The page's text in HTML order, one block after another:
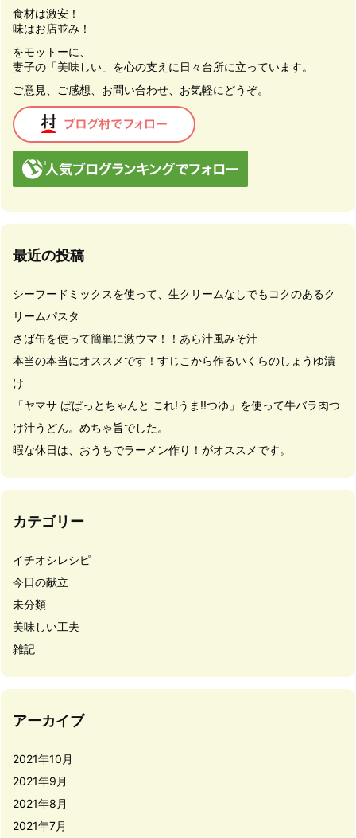
食材は激安！
味はお店並み！
をモットーに、
妻子の「美味しい」を心の支えに日々台所に立っています。
ご意見、ご感想、お問い合わせ、お気軽にどうぞ。
最近の投稿
シーフードミックスを使って、生クリームなしでもコクのあるク
リームパスタ
さば缶を使って簡単に激ウマ！！あら汁風みそ汁
本当の本当にオススメです！すじこから作るいくらのしょうゆ漬
け
「ヤマサ ぱぱっとちゃんと これ!うま!!つゆ」を使って牛バラ肉つ
け汁うどん。めちゃ旨でした。
暇な休日は、おうちでラーメン作り！がオススメです。
カテゴリー
イチオシレシピ
今日の献立
未分類
美味しい工夫
雑記
アーカイブ
2021年10月
2021年9月
2021年8月
2021年7月